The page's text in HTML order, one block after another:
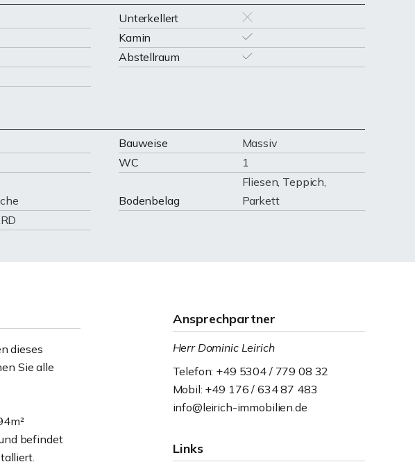
Unterkellert
Kamin
Abstellraum
Bauweise
Massiv
WC 1
Bodenbelag
Fliesen, Teppich,
Parkett
dieses
Sie alle
befindet
Ansprechpartner
Herr Dominic Leirich
Telefon: +49 5304 / 779 08 32
Mobil: +49 176 / 634 87 483
info@leirich-immobilien.de
Links